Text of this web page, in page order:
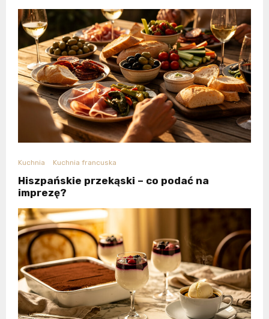
Kuchnia Kuchnia francuska
Hiszpańskie przekąski – co podać na
imprezę?